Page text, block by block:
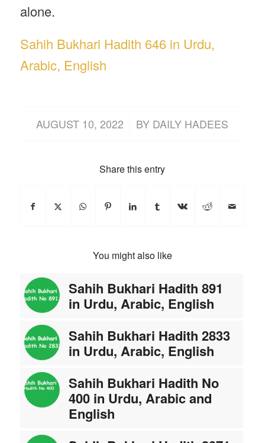
alone.
Sahih Bukhari Hadith 646 in Urdu,
Arabic, English
AUGUST 10, 2022
/ BY DAILY HADEES
Share this entry
You might also like
Sahih Bukhari Hadith 891
in Urdu, Arabic, English
Sahih Bukhari Hadith 2833
in Urdu, Arabic, English
Sahih Bukhari Hadith No
400 in Urdu, Arabic and
English